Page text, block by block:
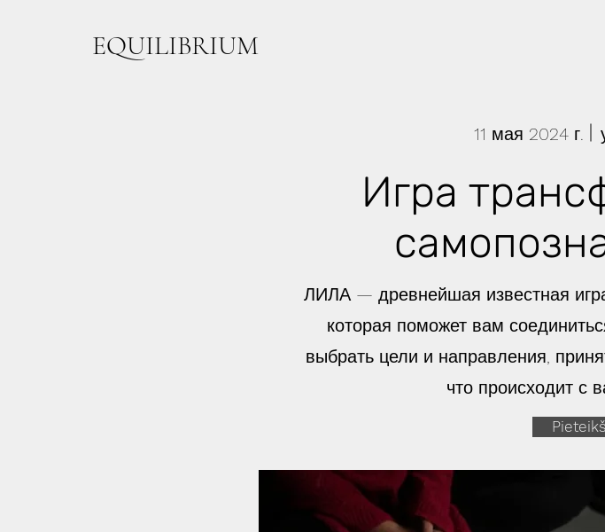
EQUILIBRIUM
11 мая 2024 г.
Игра
ЛИЛА — древнейшая известная
которая поможет вам
выбрать цели и направления,
что происходит с